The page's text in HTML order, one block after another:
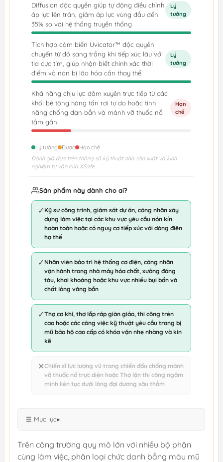
Diffusion độc quyền giúp tự động điều chỉnh
áp lực lên trán, giảm áp lực vùng đầu đến
35% so với hệ thống truyền thống
Lý
tưởng
Tích hợp cảm biến Uvicator™ độc quyền
chuyển từ đỏ sang trắng khi tiếp xúc lâu với
tia cực tím, giúp nhận biết chính xác thời
điểm vỏ nón bị lão hóa cần thay thế
Lý
tưởng
Khả năng chịu lực đâm xuyên trực tiếp từ các
khối bê tông hàng tấn rơi tự do hoặc tính
năng chống đạn bắn và mảnh vỡ thuốc nổ
tầm gần
Hạn
chế
Lý tưởng Được
Hạn chế
Đánh giá dựa trên thông số kỹ thuật nhà sản xuất và kinh
nghiệm tư vấn của XSafe.
Sản phẩm này dành cho ai?
✓ Kỹ sư công trình, giám sát dự án, công nhân xây
dựng làm việc tại các khu vực yêu cầu nón kín
hoàn toàn hoặc có nguy cơ tiếp xúc với dòng điện
hạ thế
✓ Nhân viên bảo trì hệ thống cơ điện, công nhân
vận hành trong nhà máy hóa chất, xưởng đóng
tàu, khai khoáng hoặc khu vực nhiều bụi bẩn và
chất lỏng văng bắn
✓Thợ cơ khí, thợ lắp ráp giàn giáo, thi công trên
cao hoặc các công việc kỹ thuật yêu cầu trang bị
mũ bảo hộ cao cấp có khóa vặn nhẹ nhàng và kín
kẽ
✕Chiến sĩ lực lượng vũ trang chiến đấu chống mảnh
vỡ thuốc nổ trực diện hoặc Thợ lặn thi công ngâm
mình liên tục dưới lòng đại dương sâu thẳm
☰ Mục lục▸
Trên công trường quy mô lớn với nhiều bộ phận
cùng làm việc, phân loại chức danh bằng màu mũ